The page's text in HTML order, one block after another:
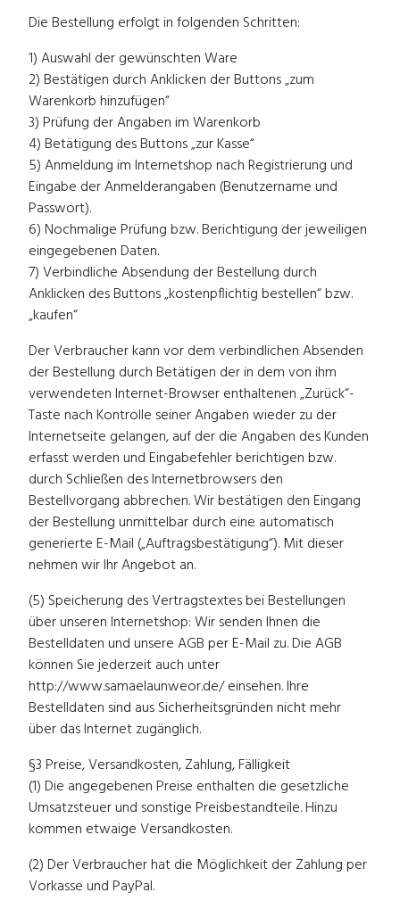
Die Bestellung erfolgt in folgenden Schritten:
1) Auswahl der gewünschten Ware
2) Bestätigen durch Anklicken der Buttons „zum
Warenkorb hinzufügen“
3) Prüfung der Angaben im Warenkorb
4) Betätigung des Buttons „zur Kasse“
5) Anmeldung im Internetshop nach Registrierung und
Eingabe der Anmelderangaben (Benutzername und
Passwort).
6) Nochmalige Prüfung bzw. Berichtigung der jeweiligen
eingegebenen Daten.
7) Verbindliche Absendung der Bestellung durch
Anklicken des Buttons „kostenpflichtig bestellen“ bzw.
„kaufen“
Der Verbraucher kann vor dem verbindlichen Absenden
der Bestellung durch Betätigen der in dem von ihm
verwendeten Internet-Browser enthaltenen „Zurück“-
Taste nach Kontrolle seiner Angaben wieder zu der
Internetseite gelangen, auf der die Angaben des Kunden
erfasst werden und Eingabefehler berichtigen bzw.
durch Schließen des Internetbrowsers den
Bestellvorgang abbrechen. Wir bestätigen den Eingang
der Bestellung unmittelbar durch eine automatisch
generierte E-Mail („Auftragsbestätigung“). Mit dieser
nehmen wir Ihr Angebot an.
(5) Speicherung des Vertragstextes bei Bestellungen
über unseren Internetshop: Wir senden Ihnen die
Bestelldaten und unsere AGB per E-Mail zu. Die AGB
können Sie jederzeit auch unter
http://www.samaelaunweor.de/ einsehen. Ihre
Bestelldaten sind aus Sicherheitsgründen nicht mehr
über das Internet zugänglich.
§3 Preise, Versandkosten, Zahlung, Fälligkeit
(1) Die angegebenen Preise enthalten die gesetzliche
Umsatzsteuer und sonstige Preisbestandteile. Hinzu
kommen etwaige Versandkosten.
(2) Der Verbraucher hat die Möglichkeit der Zahlung per
Vorkasse und PayPal.